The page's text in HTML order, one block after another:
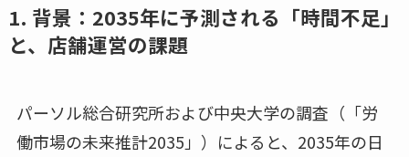
1. 背景：2035年に予測される「時間不足」
と、店舗運営の課題
パーソル総合研究所および中央大学の調査（「労
働市場の未来推計2035」）によると、2035年の日